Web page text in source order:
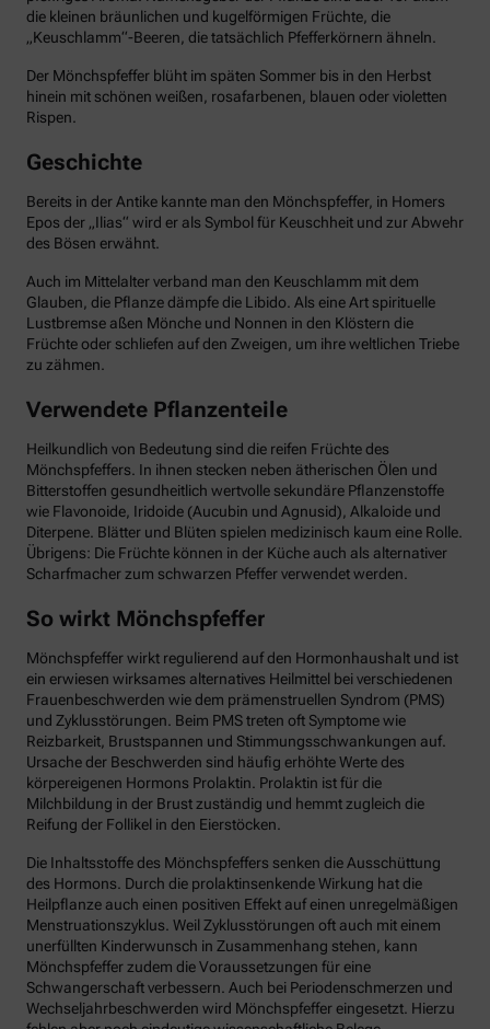
die kleinen bräunlichen und kugelförmigen Früchte, die
„Keuschlamm“-Beeren, die tatsächlich Pfefferkörnern ähneln.
Der Mönchspfeffer blüht im späten Sommer bis in den Herbst
hinein mit schönen weißen, rosafarbenen, blauen oder violetten
Rispen.
Geschichte
Bereits in der Antike kannte man den Mönchspfeffer, in Homers
Epos der „Ilias“ wird er als Symbol für Keuschheit und zur Abwehr
des Bösen erwähnt.
Auch im Mittelalter verband man den Keuschlamm mit dem
Glauben, die Pflanze dämpfe die Libido. Als eine Art spirituelle
Lustbremse aßen Mönche und Nonnen in den Klöstern die
Früchte oder schliefen auf den Zweigen, um ihre weltlichen Triebe
zu zähmen.
Verwendete Pflanzenteile
Heilkundlich von Bedeutung sind die reifen Früchte des
Mönchspfeffers. In ihnen stecken neben ätherischen Ölen und
Bitterstoffen gesundheitlich wertvolle sekundäre Pflanzenstoffe
wie Flavonoide, Iridoide (Aucubin und Agnusid), Alkaloide und
Diterpene. Blätter und Blüten spielen medizinisch kaum eine Rolle.
Übrigens: Die Früchte können in der Küche auch als alternativer
Scharfmacher zum schwarzen Pfeffer verwendet werden.
So wirkt Mönchspfeffer
Mönchspfeffer wirkt regulierend auf den Hormonhaushalt und ist
ein erwiesen wirksames alternatives Heilmittel bei verschiedenen
Frauenbeschwerden wie dem prämenstruellen Syndrom (PMS)
und Zyklusstörungen. Beim PMS treten oft Symptome wie
Reizbarkeit, Brustspannen und Stimmungsschwankungen auf.
Ursache der Beschwerden sind häufig erhöhte Werte des
körpereigenen Hormons Prolaktin. Prolaktin ist für die
Milchbildung in der Brust zuständig und hemmt zugleich die
Reifung der Follikel in den Eierstöcken.
Die Inhaltsstoffe des Mönchspfeffers senken die Ausschüttung
des Hormons. Durch die prolaktinsenkende Wirkung hat die
Heilpflanze auch einen positiven Effekt auf einen unregelmäßigen
Menstruationszyklus. Weil Zyklusstörungen oft auch mit einem
unerfüllten Kinderwunsch in Zusammenhang stehen, kann
Mönchspfeffer zudem die Voraussetzungen für eine
Schwangerschaft verbessern. Auch bei Periodenschmerzen und
Wechseljahrbeschwerden wird Mönchspfeffer eingesetzt. Hierzu